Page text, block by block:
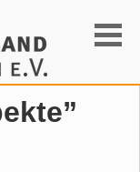
Suchen